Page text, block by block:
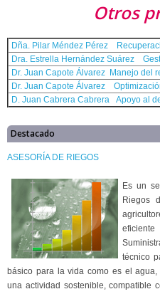
Otros
Dña. Pilar Méndez Pérez
Dra. Estrella Hernández Suárez
Dr. Juan Capote Álvarez Manejo del
Dr. Juan Capote Álvarez
D. Juan Cabrera Cabrera Apoyo al
Destacado
ASESORÍA DE RIEGOS
Es un
Riegos
técnico
básico para la vida como es el
una actividad sostenible, compatible